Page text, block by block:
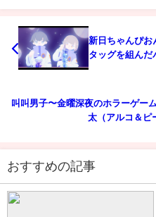
新日ちゃんぴ
タッグを組ん
叫叫男子〜金曜深夜のホラーゲー
太（アルコ＆
おすすめの記事